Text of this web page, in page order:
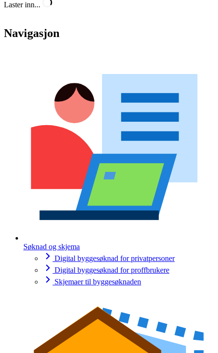
Laster inn...
Navigasjon
Søknad og skjema
Digital byggesøknad for privatpersoner
Digital byggesøknad for proffbrukere
Skjemaer til byggesøknaden